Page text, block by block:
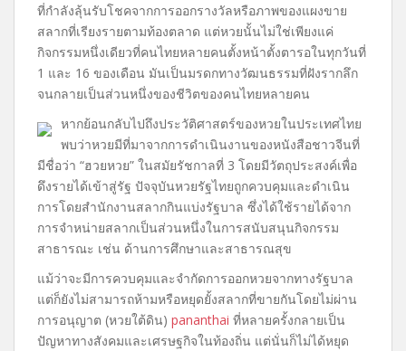
ที่กำลังลุ้นรับโชคจากการออกรางวัลหรือภาพของแผงขาย
สลากที่เรียงรายตามท้องตลาด แต่หวยนั้นไม่ใช่เพียงแค่
กิจกรรมหนึ่งเดียวที่คนไทยหลายคนตั้งหน้าตั้งตารอในทุกวันที่
1 และ 16 ของเดือน มันเป็นมรดกทางวัฒนธรรมที่ฝังรากลึก
จนกลายเป็นส่วนหนึ่งของชีวิตของคนไทยหลายคน
หากย้อนกลับไปถึงประวัติศาสตร์ของหวยในประเทศไทย
พบว่าหวยมีที่มาจากการดำเนินงานของหนังสือชาวจีนที่
มีชื่อว่า “ฮวยหวย” ในสมัยรัชกาลที่ 3 โดยมีวัตถุประสงค์เพื่อ
ดึงรายได้เข้าสู่รัฐ ปัจจุบันหวยรัฐไทยถูกควบคุมและดำเนิน
การโดยสำนักงานสลากกินแบ่งรัฐบาล ซึ่งได้ใช้รายได้จาก
การจำหน่ายสลากเป็นส่วนหนึ่งในการสนับสนุนกิจกรรม
สาธารณะ เช่น ด้านการศึกษาและสาธารณสุข
แม้ว่าจะมีการควบคุมและจำกัดการออกหวยจากทางรัฐบาล
แต่ก็ยังไม่สามารถห้ามหรือหยุดยั้งสลากที่ขายกันโดยไม่ผ่าน
การอนุญาต (หวยใต้ดิน) pananthai ที่หลายครั้งกลายเป็น
ปัญหาทางสังคมและเศรษฐกิจในท้องถิ่น แต่นั่นก็ไม่ได้หยุด